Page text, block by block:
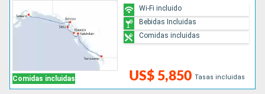
Comidas incluidas US$ 5,850 Tasas incluidas
Wi-Fi incluido
Bebidas Incluidas
Comidas incluidas